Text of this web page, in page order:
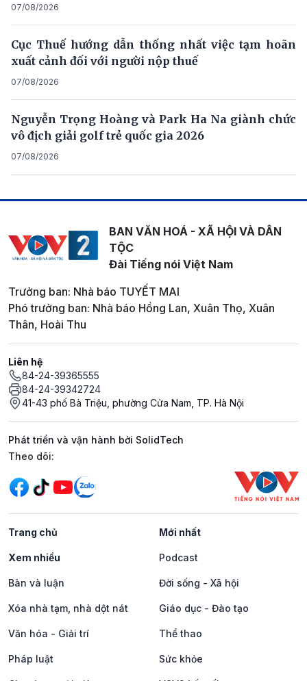
07/08/2026
Cục Thuế hướng dẫn thống nhất việc tạm hoãn
xuất cảnh đối với người nộp thuế
07/08/2026
Nguyễn Trọng Hoàng và Park Ha Na giành chức
vô địch giải golf trẻ quốc gia 2026
07/08/2026
BAN VĂN HOÁ - XÃ HỘI VÀ DÂN
TỘC
Đài Tiếng nói Việt Nam
Trưởng ban: Nhà báo TUYẾT MAI
Phó trưởng ban: Nhà báo Hồng Lan, Xuân Thọ, Xuân
Thân, Hoài Thu
Liên hệ
84-24-39365555
84-24-39342724
41-43 phố Bà Triệu, phường Cửa Nam, TP. Hà Nội
Phát triển và vận hành bởi SolidTech
Mạng xã hội
Theo dõi:
Trang chủ Mới nhất
Xem nhiều Podcast
Bàn và luận Đời sống - Xã hội
Xóa nhà tạm, nhà dột nát Giáo dục - Đào tạo
Văn hóa - Giải trí Thể thao
Pháp luật Sức khỏe